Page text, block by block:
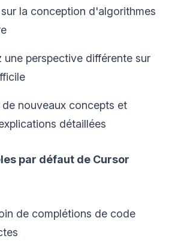
la conception d'algorithmes
une perspective différente sur
de nouveaux concepts et
détaillées
par défaut de Cursor
de complétions de code